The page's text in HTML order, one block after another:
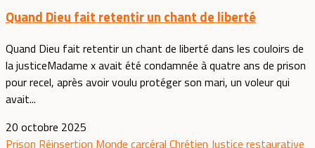
Quand Dieu fait retentir un chant de liberté
Quand Dieu fait retentir un chant de liberté dans les couloirs de
la justiceMadame x avait été condamnée à quatre ans de prison
pour recel, après avoir voulu protéger son mari, un voleur qui
avait...
20 octobre 2025
Prison Réinsertion Monde carcéral Chrétien Justice restaurative